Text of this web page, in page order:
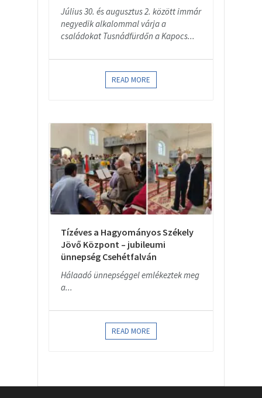
Július 30. és augusztus 2. között immár
negyedik alkalommal várja a
családokat Tusnádfürdőn a Kapocs...
READ MORE
Tízéves a Hagyományos Székely
Jövő Központ – jubileumi
ünnepség Csehétfalván
Hálaadó ünnepséggel emlékeztek meg
a...
READ MORE